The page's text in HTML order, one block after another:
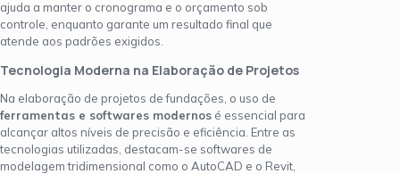
ajuda a manter o cronograma e o orçamento sob
controle, enquanto garante um resultado final que
atende aos padrões exigidos.
Tecnologia Moderna na Elaboração de Projetos
Na elaboração de projetos de fundações, o uso de
ferramentas e softwares modernos é essencial para
alcançar altos níveis de precisão e eficiência. Entre as
tecnologias utilizadas, destacam-se softwares de
modelagem tridimensional como o AutoCAD e o Revit,